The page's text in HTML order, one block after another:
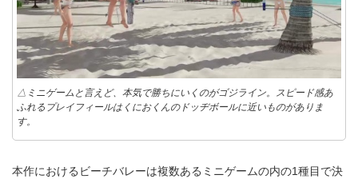
△ミニゲームと言えど、本気で勝ちにいくのがゴジライン。スピード感あ
ふれるプレイフィールはくにおくんのドッヂボールに近いものがありま
す。
本作におけるビーチバレーは複数あるミニゲームの内の1種目で決